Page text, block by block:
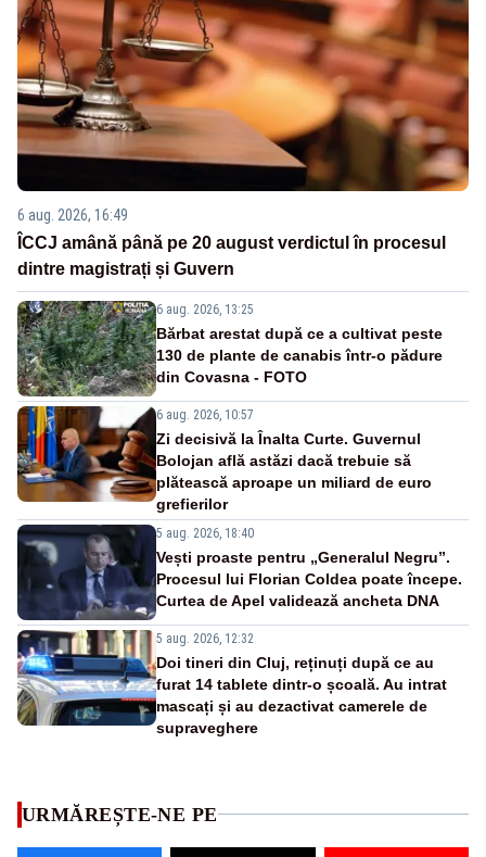
6 aug. 2026, 16:49
ÎCCJ amână până pe 20 august verdictul în procesul
dintre magistrați și Guvern
6 aug. 2026, 13:25
Bărbat arestat după ce a cultivat peste
130 de plante de canabis într-o pădure
din Covasna - FOTO
6 aug. 2026, 10:57
Zi decisivă la Înalta Curte. Guvernul
Bolojan află astăzi dacă trebuie să
plătească aproape un miliard de euro
grefierilor
5 aug. 2026, 18:40
Vești proaste pentru „Generalul Negru”.
Procesul lui Florian Coldea poate începe.
Curtea de Apel validează ancheta DNA
5 aug. 2026, 12:32
Doi tineri din Cluj, reținuți după ce au
furat 14 tablete dintr-o școală. Au intrat
mascați și au dezactivat camerele de
supraveghere
URMĂREȘTE-NE PE